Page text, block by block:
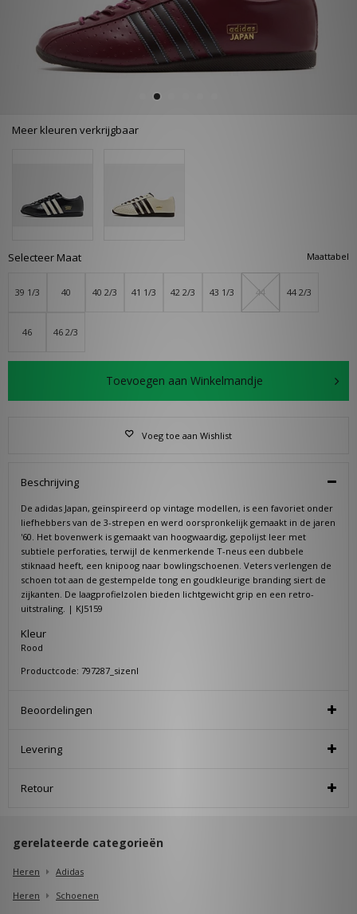
Meer kleuren verkrijgbaar
Maattabel
Selecteer Maat
39 1/3 40 40 2/3 41 1/3 42 2/3 43 1/3 44 44 2/3
46 46 2/3
Toevoegen aan Winkelmandje
Voeg toe aan Wishlist
Beschrijving
De adidas Japan, geïnspireerd op vintage modellen, is een favoriet onder
liefhebbers van de 3-strepen en werd oorspronkelijk gemaakt in de jaren
'60. Het bovenwerk is gemaakt van hoogwaardig, gepolijst leer met
subtiele perforaties, terwijl de kenmerkende T-neus een dubbele
stiknaad heeft, een knipoog naar bowlingschoenen. Veters verlengen de
schoen tot aan de gestempelde tong en goudkleurige branding siert de
zijkanten. De laagprofielzolen bieden lichtgewicht grip en een retro-
uitstraling. | KJ5159
Kleur
Rood
Productcode: 797287_sizenl
Beoordelingen
Levering
Retour
gerelateerde categorieën
Heren
Adidas
Heren
Schoenen